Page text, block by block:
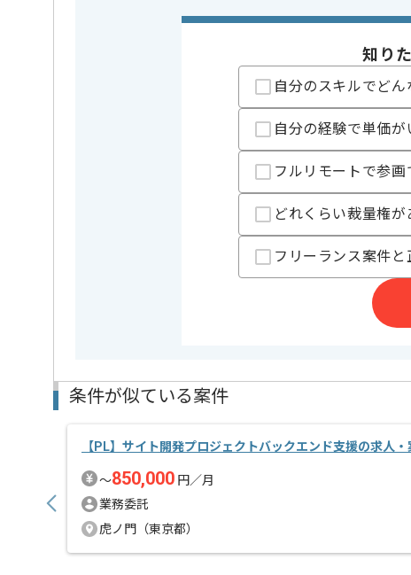
140時間〜
支払いサイト
15日
ITコンサルティング事業、Webシステムの設計開発事業
今回は大手企業向け人事システム運用保守案件に携わっ
COMPANY を用いた実務経験を活かしたい方にお勧めです
基本的にはフルリモートでの作業を見込んでおります。
知り
自分のスキルでど
自分の経験で単価
フルリモートで参
どれくらい裁量権
フリーランス案件
条件が似ている案件
【PL】サイト開発プロジェクトバックエンド支援の求人・
〜850,000 円／月
業務委託
虎ノ門（東京都）